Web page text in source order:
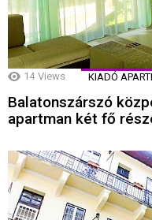
14 Views KIADÓ
Balatonszárszó
apartman két fő